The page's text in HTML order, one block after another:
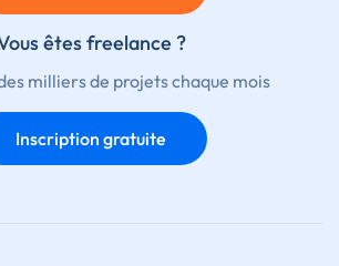
êtes freelance ?
milliers de projets chaque mois
Inscription gratuite